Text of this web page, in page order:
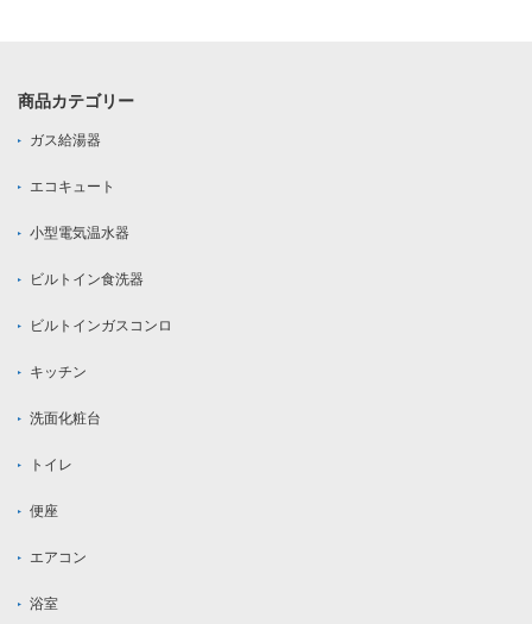
商品カテゴリー
ガス給湯器
エコキュート
小型電気温水器
ビルトイン食洗器
ビルトインガスコンロ
キッチン
洗面化粧台
トイレ
便座
エアコン
浴室